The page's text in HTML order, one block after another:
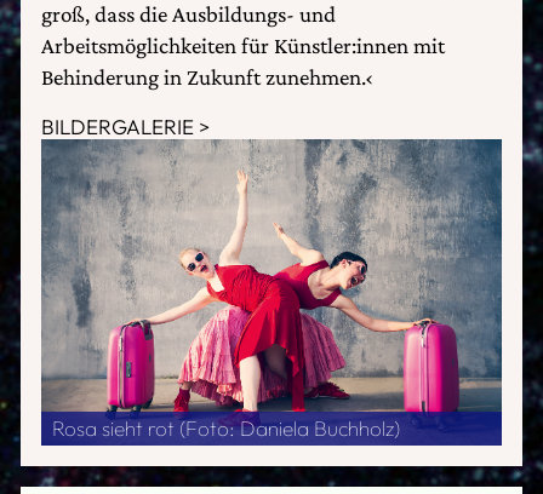
groß, dass die Ausbildungs- und
Arbeitsmöglichkeiten für Künstler:innen mit
Behinderung in Zukunft zunehmen.‹
BILDERGALERIE
Rosa sieht rot (Foto: Daniela Buchholz)